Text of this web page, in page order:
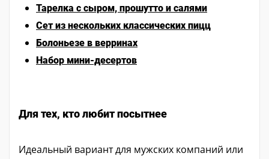
Тарелка с сыром, прошутто и салями
Сет из нескольких классических пицц
Болоньезе в верринах
Набор мини-десертов
Для тех, кто любит посытнее
Идеальный вариант для мужских компаний или